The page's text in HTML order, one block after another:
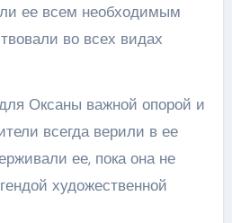
ее всем необходимым
во всех видах
Оксаны важной опорой и
всегда верили в ее
ее, пока она не
художественной